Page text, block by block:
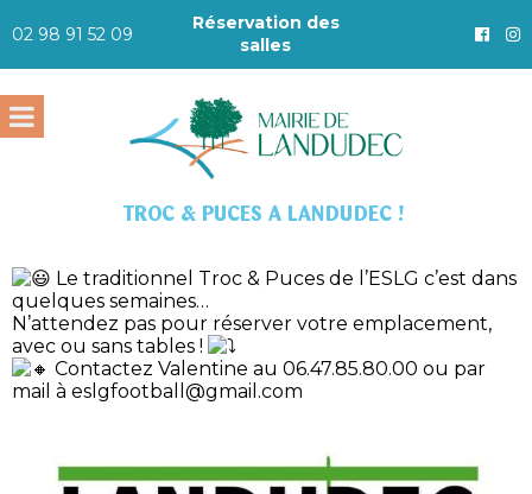
02 98 91 52 09
Réservation des
salles
TROC & PUCES A LANDUDEC !
Le traditionnel Troc & Puces de l’ESLG c’est dans
quelques semaines…
N’attendez pas pour réserver votre emplacement,
avec ou sans tables !
Contactez Valentine au 06.47.85.80.00 ou par
mail à eslgfootball@gmail.com